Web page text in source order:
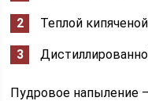
Теплой
Пудровое напыление